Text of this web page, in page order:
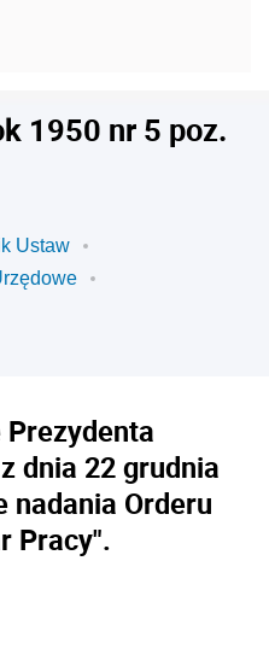
1950 nr 5 poz.
Ustaw
dnia 22 grudnia
nadania Orderu
Pracy".